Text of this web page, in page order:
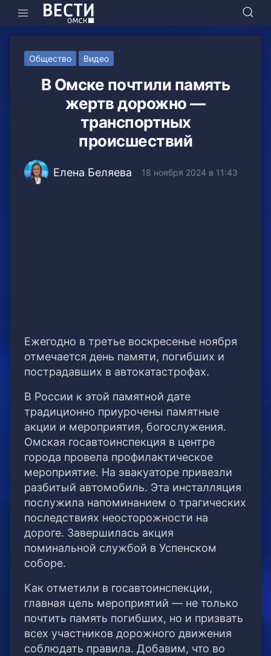
Общество Видео
В Омске почтили память
жертв дорожно —
транспортных
происшествий
Елена Беляева 18 ноября 2024 в 11:43
Ежегодно в третье воскресенье ноября
отмечается день памяти, погибших и
пострадавших в автокатастрофах.
В России к этой памятной дате
традиционно приурочены памятные
акции и мероприятия, богослужения.
Омская госавтоинспекция в центре
города провела профилактическое
мероприятие. На эвакуаторе привезли
разбитый автомобиль. Эта инсталляция
послужила напоминанием о трагических
последствиях неосторожности на
дороге. Завершилась акция
поминальной службой в Успенском
соборе.
Как отметили в госавтоинспекции,
главная цель мероприятий — не только
почтить память погибших, но и призвать
всех участников дорожного движения
соблюдать правила. Добавим, что во